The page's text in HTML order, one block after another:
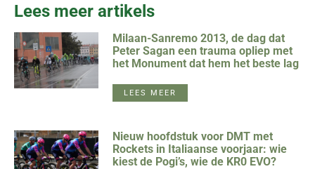
Lees meer artikels
Milaan-Sanremo 2013, de dag dat
Peter Sagan een trauma opliep met
het Monument dat hem het beste lag
LEES MEER
Nieuw hoofdstuk voor DMT met
Rockets in Italiaanse voorjaar: wie
kiest de Pogi’s, wie de KR0 EVO?